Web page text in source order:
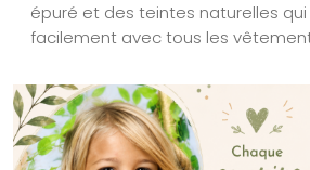
épuré et des teintes naturelles qui
facilement avec tous les